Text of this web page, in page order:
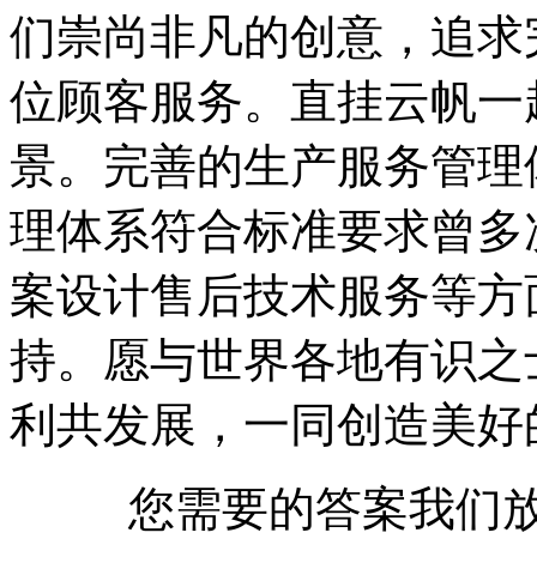
们崇尚非凡的创意，追
位顾客服务。直挂云帆
景。完善的生产服务管
理体系符合标准要求曾
案设计售后技术服务等
持。愿与世界各地有识
利共发展，一同创造美
您需要的答案我们